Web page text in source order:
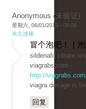
Anonymous (未验证)
星期六, 06/01/2019 - 09:06
永久连接
冒个泡吧！ |
sildenafil citrate
viagrabs.com -
http://
viagra dosage is
回复